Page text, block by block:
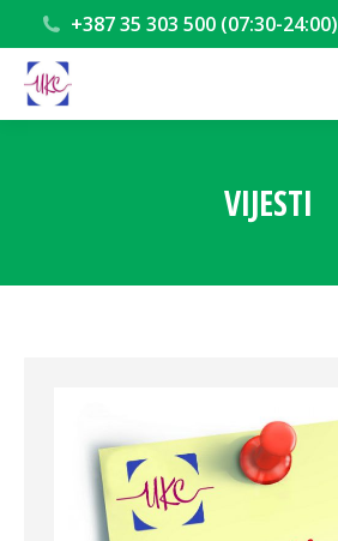
+387 35 303 500 (07:30-24:00)
VIJESTI